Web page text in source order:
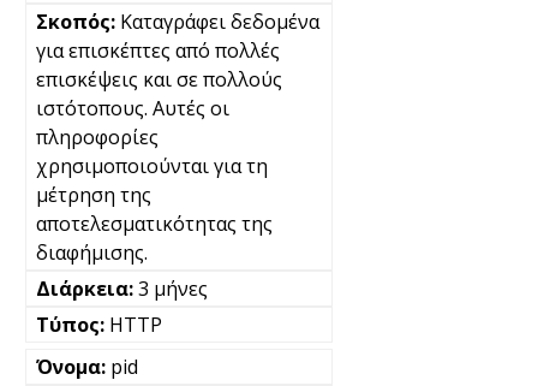
Καταγράφει δεδομένα
για επισκέπτες από πολλές
επισκέψεις και σε πολλούς
ιστότοπους. Αυτές οι
πληροφορίες
χρησιμοποιούνται για τη
μέτρηση της
αποτελεσματικότητας της
διαφήμισης.
3 μήνες
HTTP
pid